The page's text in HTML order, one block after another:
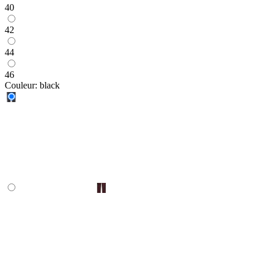
40
42
44
46
Couleur: black